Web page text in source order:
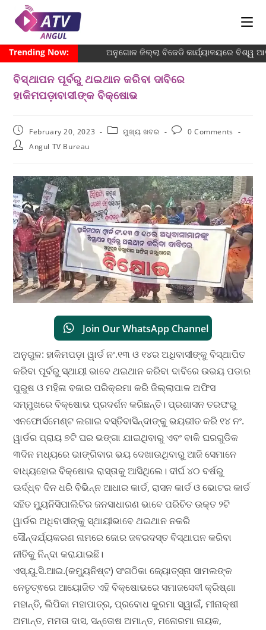
Trending Now: ଅନୁଗୋଳ ଜିଲ୍ଲା ବିଜେଡି କାର୍ଯ୍ୟାଳୟରେ ବିଶ୍ୱ
ବିସ୍ଥାପନ ପୂର୍ବରୁ ଥଇଥାନ କରିବା ଦାବିରେ
ହାକିମପଡ଼ାବାସୀଙ୍କ ବିକ୍ଷୋଭ
February 20, 2023 ମୁଖ୍ୟ ଖବର
0 Comments
Angul TV Bureau
Join Our WhatsApp Channel
ଅନୁଗୁଳ: ହାକିମପଡ଼ା ୱାର୍ଡ ନଂ.୧୩ ଓ ୧୪ର ଅଧିବାସୀଙ୍କୁ ବିସ୍ଥାପିତ
କରିବା ପୂର୍ବରୁ ସ୍ଥାୟୀ ଭାବେ ଥଇଥାନ କରିବା ଦାବିରେ ଉଭୟ ପଡାର
ପୁରୁଷ ଓ ମହିଳା ବଜାର ପରିକ୍ରମା କରି ଜିଲ୍ଲାପାଳ ଅଫିସ
ସମ୍ମୁଖରେ ବିକ୍ଷୋଭ ପ୍ରଦର୍ଶନ କରିଛନ୍ତି। ପ୍ରଶାସନ ତରଫରୁ
ଏନଫୋର୍ସମେଣ୍ଟ ଲଗାଇ ବସ୍ତିବାସିନ୍ଦାଙ୍କୁ ଭୟଭୀତ କରି ୧୪ ନଂ.
ୱାର୍ଡର ପ୍ରାୟ ୭ଟି ଘର ଭଙ୍ଗା ଯାଇଥିବାରୁ ଏବଂ ବାକି ଘରଗୁଡିକ
୩ଦିନ ମଧ୍ୟରେ ଭାଙ୍ଗିବାର ଭୟ ଦେଖାଉଥିବାରୁ ଆଜି ସେମାନେ
ବାଧ୍ୟହୋଇ ବିକ୍ଷୋଭ ରାସ୍ତାକୁ ଆସିଥିଲେ। ଦୀର୍ଘ ୪୦ ବର୍ଷରୁ
ଊର୍ଦ୍ଧ୍ବ ଦିନ ଧରି ବିଭିନ୍ନ ଆଧାର କାର୍ଡ, ରାସନ କାର୍ଡ ଓ ଭୋଟର କାର୍ଡ
ସହିତ ମ୍ୟୁନିସିପାଲିଟିର ଜନସାଧାରଣ ଭାବେ ପରିଚିତ ଉକ୍ତ ୨ଟି
ୱାର୍ଡର ଅଧିବାସୀଙ୍କୁ ସ୍ଥାୟୀଭାବେ ଥଇଥାନ ନକରି
ସୌନ୍ଦର୍ଯ୍ୟକରଣ ନାମରେ ଜୋର ଜବରଦସ୍ତ ବିସ୍ଥାପନ କରିବା
ନୀତିକୁ ନିନ୍ଦା କରାଯାଇଛି।
ଏସ୍.ୟୁ.ସି.ଆଇ.(କମ୍ୟୁନିଷ୍ଟ) ସଂଗଠିକା ଜ୍ୟୋତ୍ସ୍ନା ସାମଲଙ୍କ
ନେତୃତ୍ଵରେ ଆୟୋଜିତ ଏହି ବିକ୍ଷୋଭରେ ସମାଜସେବୀ କ୍ରିଷ୍ଣା
ମହାନ୍ତି, ଲିପିକା ମହାପାତ୍ର, ପ୍ରବୋଧ କୁରମା ସ୍ୱାଇଁ, ମୀନାକ୍ଷୀ
ଅମାନ୍ତ, ମମତା ଦାସ, ସନ୍ତୋଷ ଅମାନ୍ତ, ମନୋରମା ନାୟକ,